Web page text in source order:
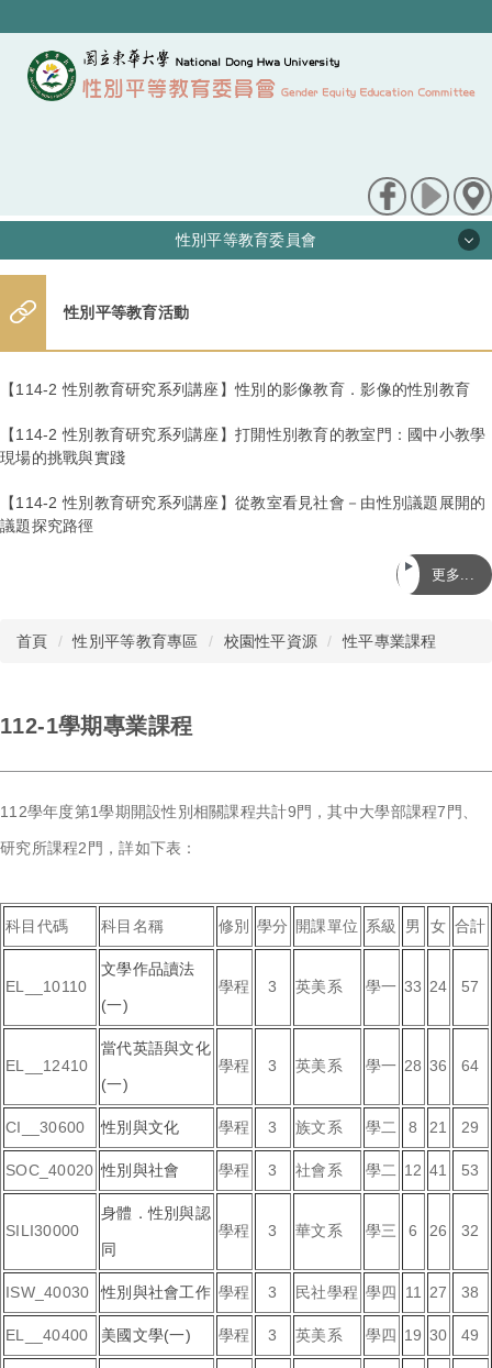
到
性別平等教育委員會
關於我們
申訴/檢舉管道
校園性平資源
友善安全校園空間
性別平等教育活動
【114-2 性別教育研究系列講座】性別的影像教育．影像的性別教育
【114-2 性別教育研究系列講座】打開性別教育的教室門：國中小教學
現場的挑戰與實踐
【114-2 性別教育研究系列講座】從教室看見社會－由性別議題展開的
議題探究路徑
更多...
首頁 性別平等教育專區 校園性平資源 性平專業課程
112-1學期專業課程
112學年度第1學期開設性別相關課程共計9門，其中大學部課程7門、
研究所課程2門，詳如下表：
科目代碼 科目名稱 修別 學分 開課單位 系級 男 女 合計
EL__10110
文學作品讀法
(一)
學程 3 英美系 學一 33 24 57
EL__12410
當代英語與文化
(一)
學程 3 英美系 學一 28 36 64
CI__30600 性別與文化 學程 3 族文系 學二 8 21 29
SOC_40020 性別與社會 學程 3 社會系 學二 12 41 53
SILI30000
身體．性別與認
同
學程 3 華文系 學三 6 26 32
ISW_40030 性別與社會工作 學程 3 民社學程 學四 11 27 38
EL__40400 美國文學(一) 學程 3 英美系 學四 19 30 49